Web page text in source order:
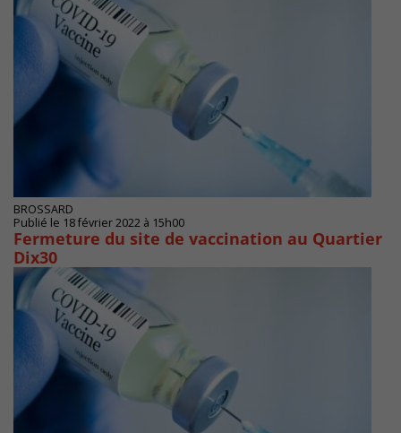
BROSSARD
Publié le 18 février 2022 à 15h00
Fermeture du site de vaccination au Quartier
Dix30